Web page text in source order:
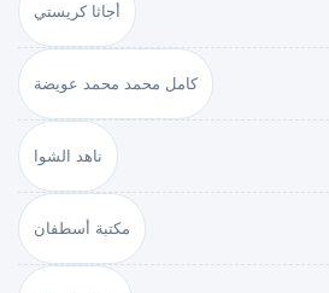
أجاثا كريستي
كامل محمد محمد عويضة
ناهد الشوا
مكتبة أسطفان